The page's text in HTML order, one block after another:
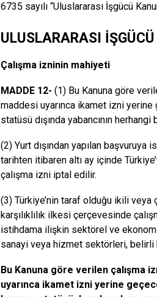
6735 sayılı “Uluslararası İşgücü
ULUSLARARASI
Çalışma izninin mahiyeti
MADDE 12- (1) Bu Kanuna göre
maddesi uyarınca ikamet izni yerine
statüsü dışında yabancının
(2) Yurt dışından yapılan başvuruya
tarihten itibaren altı ay içinde
çalışma izni iptal edilir.
(3) Türkiye’nin taraf olduğu ikili
karşılıklılık ilkesi çerçevesinde
istihdama ilişkin sektörel ve
sanayi veya hizmet sektörleri, belirli
Bu Kanuna göre verilen çalışma
uyarınca ikamet izni yerine